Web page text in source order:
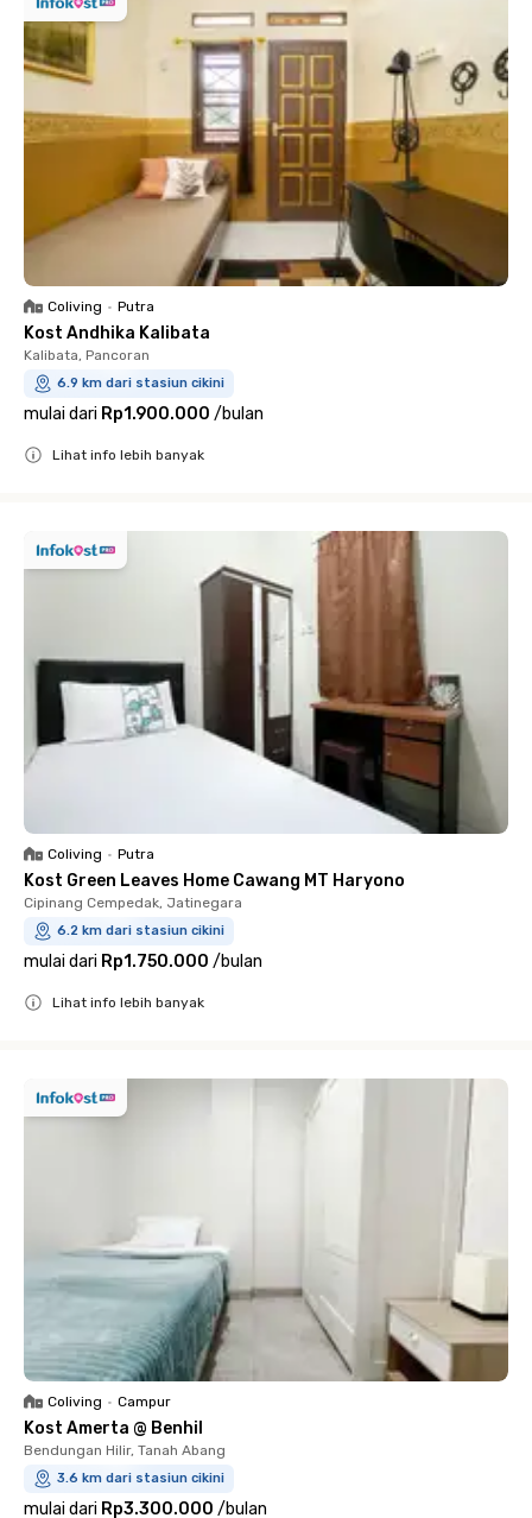
Coliving • Putra
Kost Andhika Kalibata
Kalibata, Pancoran
6.9 km dari stasiun cikini
mulai dari Rp1.900.000 /bulan
Lihat info lebih banyak
Coliving • Putra
Kost Green Leaves Home Cawang MT Haryono
Cipinang Cempedak, Jatinegara
6.2 km dari stasiun cikini
mulai dari Rp1.750.000 /bulan
Lihat info lebih banyak
Coliving • Campur
Kost Amerta @ Benhil
Bendungan Hilir, Tanah Abang
3.6 km dari stasiun cikini
mulai dari Rp3.300.000 /bulan